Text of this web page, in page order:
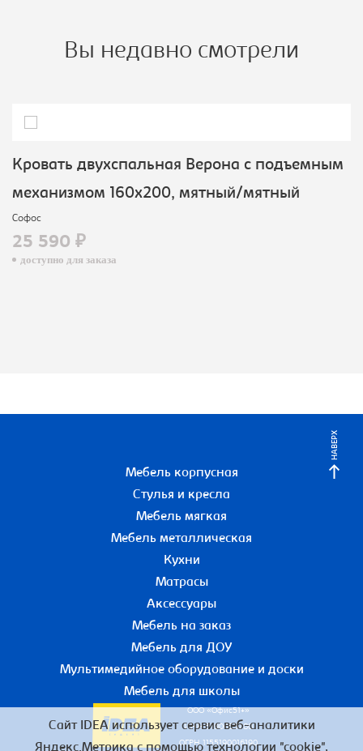
Вы недавно смотрели
Кровать двухспальная Верона с подъемным
механизмом 160х200, мятный/мятный
Софос
25 590 ₽
доступно для заказа
НАВЕРХ
Мебель корпусная
Стулья и кресла
Мебель мягкая
Мебель металлическая
Кухни
Матрасы
Аксессуары
Мебель на заказ
Мебель для ДОУ
Мультимедийное оборудование и доски
Мебель для школы
ООО «Офис51+»
ИНН 5190055780
ОГРН 1155190016190
Сайт IDEA использует сервис веб-аналитики
Яндекс.Метрика с помощью технологии "cookie",